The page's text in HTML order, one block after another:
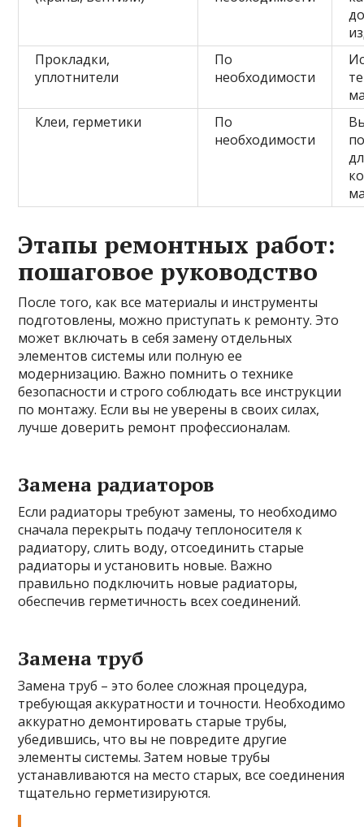
Прокладки,
уплотнители
По
необходимости
Клеи, герметики
По
необходимости
Этапы ремонтных работ:
пошаговое руководство
После того, как все материалы и инструменты
подготовлены, можно приступать к ремонту. Это
может включать в себя замену отдельных
элементов системы или полную ее
модернизацию. Важно помнить о технике
безопасности и строго соблюдать все инструкции
по монтажу. Если вы не уверены в своих силах,
лучше доверить ремонт профессионалам.
Замена радиаторов
Если радиаторы требуют замены, то необходимо
сначала перекрыть подачу теплоносителя к
радиатору, слить воду, отсоединить старые
радиаторы и установить новые. Важно
правильно подключить новые радиаторы,
обеспечив герметичность всех соединений.
Замена труб
Замена труб – это более сложная процедура,
требующая аккуратности и точности. Необходимо
аккуратно демонтировать старые трубы,
убедившись, что вы не повредите другие
элементы системы. Затем новые трубы
устанавливаются на место старых, все соединения
тщательно герметизируются.